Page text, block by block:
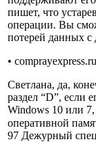
пишет, что
операции. Вы
потерей данных с
•
Светлана, да,
раздел “D”, если
Windows 10 или 7,
оперативной
97 Дежурный